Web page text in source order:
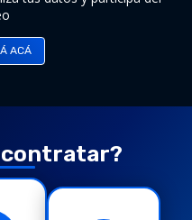
ACÁ ANDROID
contratar?